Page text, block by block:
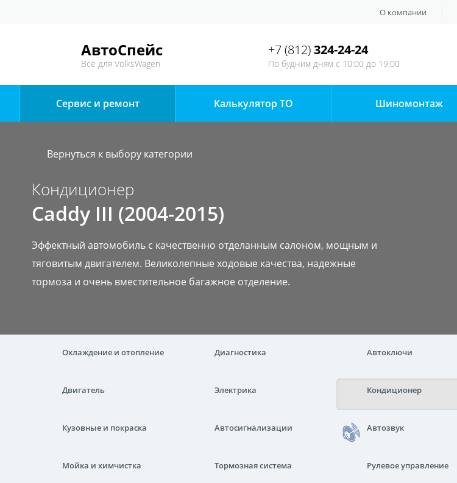
О компании
АвтоСпейс
Всё для VolksWagen
+7 (812)324-24-24
По будним днямс 10:00 до 19:00
Сервис и ремонт Калькулятор ТО Шиномонтаж
Вернуться к выбору категории
Кондиционер
Caddy III (2004-2015)
Эффектный автомобиль с качественно отделанным салоном, мощным и
тяговитым двигателем. Великолепные ходовые качества, надежные
тормоза и очень вместительное багажное отделение.
Охлаждение и отопление Диагностика Автоключи
Двигатель Электрика Кондиционер
Кузовные и покраска Автосигнализации Автозвук
Мойка и химчистка Тормозная система Рулевое управление